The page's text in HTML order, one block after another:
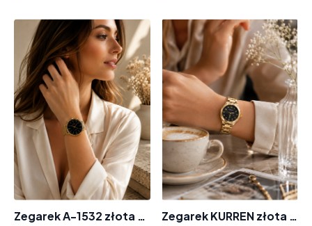
Zegarek A-1532 złota bransoleta tarcza wskazówki Zegarek KURREN złota bransoleta ZF-8564